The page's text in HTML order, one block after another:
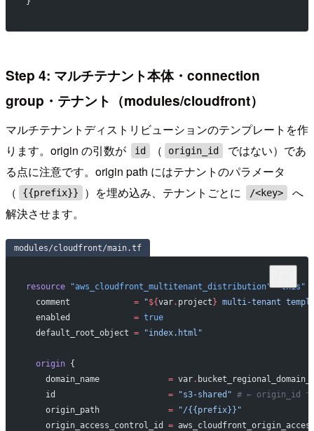
Step 4: マルチテナント本体・connection
group・テナント（modules/cloudfront）
マルチテナントディストリビューションのテンプレートを作
ります。origin の引数が
id （ origin_id
ではない）であ
る点に注意です。origin path にはテナントのパラメータ
（
{{prefix}} ）を埋め込み、テナントごとに /<key>
へ
解決させます。
modules/cloudfront/main.tf
resource "aws_cloudfront_multitenant_distribution" "this"
  comment
             =
"${var. project } multi-tenant
  enabled
             =
true
  default_root_object
= "index.html"
  origin
{
    domain_name
              =
var.
    id
                       =
"s3-shared" # ← origin_id で
    origin_path
              =
"/{{prefix}}"
    origin_access_control_id
=